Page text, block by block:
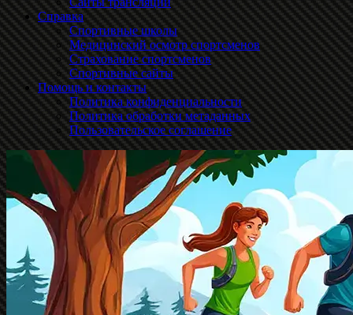
Справка
Спортивные школы
Медицинский осмотр спортсменов
Страхование спортсменов
Спортивные сайты
Помощь и контакты
Политика конфиденциальности
Политика обработки метаданных
Пользовательское соглашение